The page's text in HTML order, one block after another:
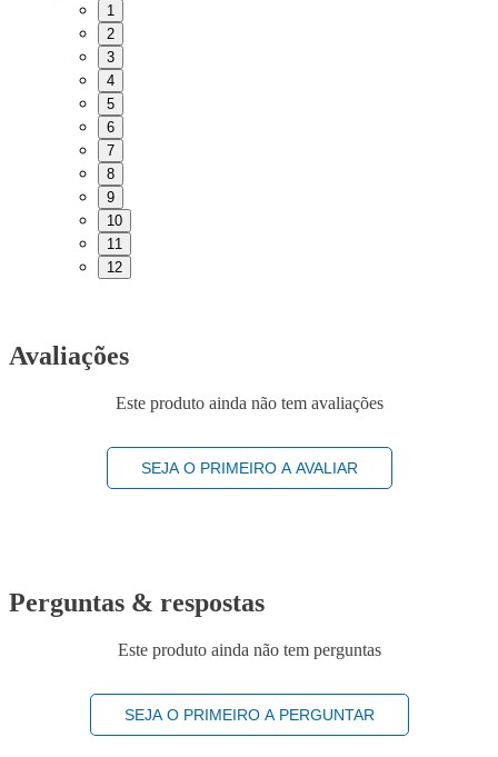
1
2
3
4
5
6
7
8
9
10
11
12
Avaliações
Este produto ainda não tem avaliações
SEJA O PRIMEIRO A AVALIAR
Perguntas & respostas
Este produto ainda não tem perguntas
SEJA O PRIMEIRO A PERGUNTAR